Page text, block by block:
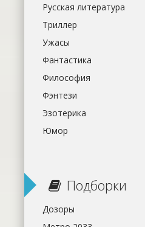
Русская литература
Триллер
Ужасы
Фантастика
Философия
Фэнтези
Эзотерика
Юмор
Подборки
Дозоры